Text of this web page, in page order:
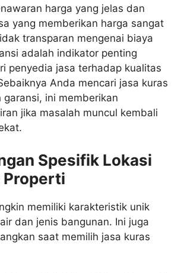
harga yang jelas dan
yang memberikan harga sangat
transparan mengenai biaya
adalah indikator penting
penyedia jasa terhadap kualitas
Anda mencari jasa kuras
garansi, ini memberikan
jika masalah muncul kembali
Spesifik Lokasi
Properti
memiliki karakteristik unik
dan jenis bangunan. Ini juga
saat memilih jasa kuras